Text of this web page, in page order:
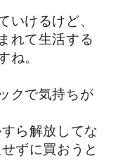
いけるけど、
れて生活する
ね。
クで気持ちが
ら解放してな
ずに買おうと